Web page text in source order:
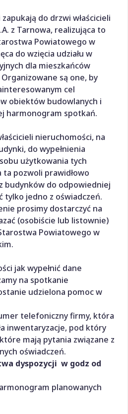
do drzwi właścicieli
z Tarnowa, realizująca to
Powiatowego w
do wzięcia udziału w
dla mieszkańców
są one, by
cel
obiektów budowlanych i
harmonogram spotkań.
nieruchomości, na
do wypełnienia
użytkowania tych
pozwoli prawidłowo
budynków do odpowiedniej
tylko jedno z oświadczeń.
prosimy dostarczyć na
(osobiście lub listownie)
Powiatowego w
jak wypełnić dane
na spotkanie
udzielona pomoc w
telefoniczny firmy, która
inwentaryzacje, pod który
mają pytania związane z
oświadczeń.
dyspozycji w godz od
planowanych